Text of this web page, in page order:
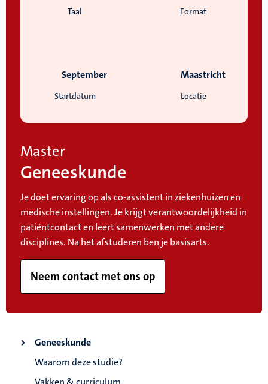
Taal Format
Startdatum
September
Locatie
Maastricht
Master
Geneeskunde
Je doet ervaring op als co-assistent in ziekenhuizen en
medische instellingen. Je krijgt verantwoordelijkheid in
patiëntcontact en leert samenwerken met andere
disciplines. Na het afstuderen ben je basisarts.
Neem contact met ons op
Geneeskunde
Waarom deze studie?